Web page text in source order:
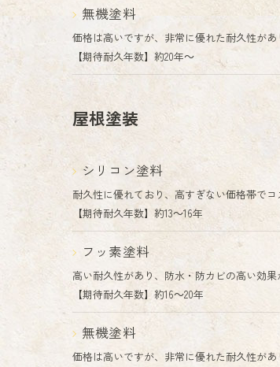
無機塗料
価格は高いですが、非常に優れた耐久性が
【期待耐久年数】約20年～
屋根塗装
シリコン塗料
耐久性に優れており、高すぎない価格帯でコ
【期待耐久年数】約13～16年
フッ素塗料
高い耐久性があり、防水・防カビの高い効果
【期待耐久年数】約16～20年
無機塗料
価格は高いですが、非常に優れた耐久性が